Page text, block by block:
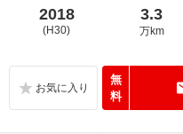
2018
(H30)
3.3
万km
無
料